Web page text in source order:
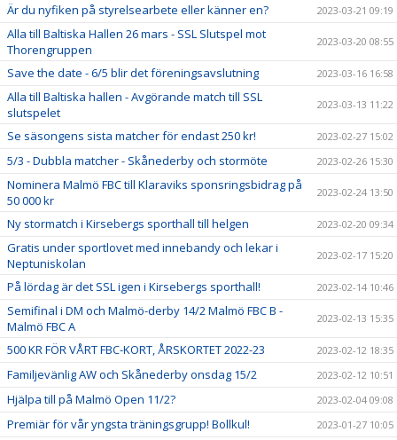
Är du nyfiken på styrelsearbete eller känner en? 2023-03-21 09:19
Alla till Baltiska Hallen 26 mars - SSL Slutspel mot
Thorengruppen
2023-03-20 08:55
Save the date - 6/5 blir det föreningsavslutning 2023-03-16 16:58
Alla till Baltiska hallen - Avgörande match till SSL
slutspelet
2023-03-13 11:22
Se säsongens sista matcher för endast 250 kr! 2023-02-27 15:02
5/3 - Dubbla matcher - Skånederby och stormöte 2023-02-26 15:30
Nominera Malmö FBC till Klaraviks sponsringsbidrag på
50 000 kr
2023-02-24 13:50
Ny stormatch i Kirsebergs sporthall till helgen 2023-02-20 09:34
Gratis under sportlovet med innebandy och lekar i
Neptuniskolan
2023-02-17 15:20
På lördag är det SSL igen i Kirsebergs sporthall! 2023-02-14 10:46
Semifinal i DM och Malmö-derby 14/2 Malmö FBC B -
Malmö FBC A
2023-02-13 15:35
500 KR FÖR VÅRT FBC-KORT, ÅRSKORTET 2022-23 2023-02-12 18:35
Familjevänlig AW och Skånederby onsdag 15/2 2023-02-12 10:51
Hjälpa till på Malmö Open 11/2? 2023-02-04 09:08
Premiär för vår yngsta träningsgrupp! Bollkul! 2023-01-27 10:05